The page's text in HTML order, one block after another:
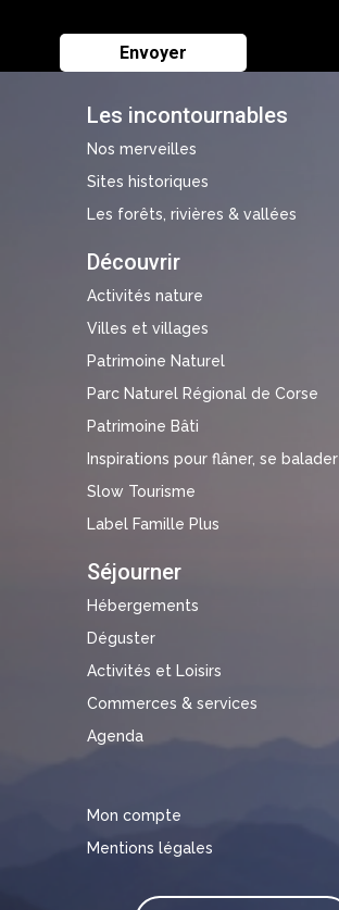
Les incontournables
Nos merveilles
Sites historiques
Les forêts, rivières & vallées
Découvrir
Activités nature
Villes et villages
Patrimoine Naturel
Parc Naturel Régional de Corse
Patrimoine Bâti
Inspirations pour flâner, se balader
Slow Tourisme
Label Famille Plus
Séjourner
Hébergements
Déguster
Activités et Loisirs
Commerces & services
Agenda
Mon compte
Mentions légales